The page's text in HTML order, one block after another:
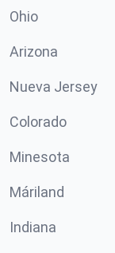
Ohio
Arizona
Nueva Jersey
Colorado
Minesota
Máriland
Indiana